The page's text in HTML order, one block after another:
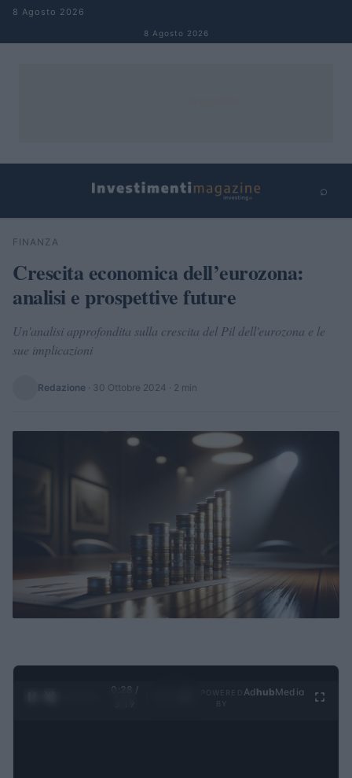
Salta al contenuto
8 Agosto 2026
8 Agosto 2026
⌕
Cerca
FINANZA
Crescita economica dell’eurozona:
analisi e prospettive future
Un'analisi approfondita sulla crescita del Pil dell'eurozona e le
sue implicazioni
Redazione · 30 Ottobre 2024 · 2 min
0:28 /
Ad hubMedia